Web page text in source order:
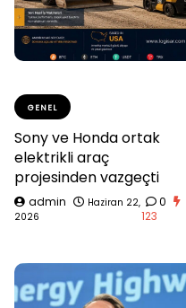
GENEL
Sony ve Honda ortak
elektrikli araç
projesinden vazgeçti
admin
Haziran 22,
2026
0
123